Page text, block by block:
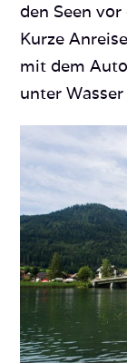
den Seen
Kurze
mit dem
unter